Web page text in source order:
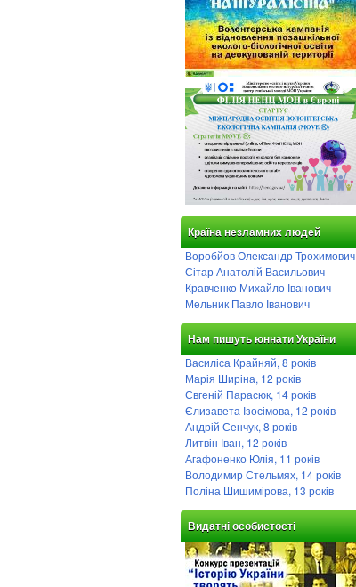
Країна незламних людей
Воробйов Олександр Трохимович
Сітар Анатолій Васильович
Кравченко Михайло Іванович
Мельник Павло Іванович
Нам пишуть юннати України
Василіса Крайняй, 8 років
Марія Ширіна, 12 років
Євгеній Парасюк, 14 років
Єлизавета Ізосімова, 12 років
Андрій Сенчук, 8 років
Литвін Іван, 12 років
Агафоненко Юлія, 11 років
Володимир Стельмях, 14 років
Поліна Шишимірова, 13 років
Видатні особистості